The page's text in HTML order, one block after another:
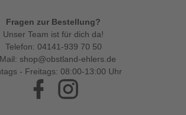
Fragen zur Bestellung?
Unser Team ist für dich da!
Telefon: 04141-939 70 50
shop@obstland-ehlers.de
- Freitags: 08:00-13:00 Uhr
Facebook